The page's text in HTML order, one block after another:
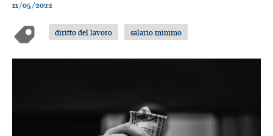
11/05/2022
diritto del lavoro salario minimo